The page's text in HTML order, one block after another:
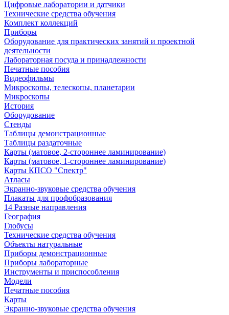
Цифровые лаборатории и датчики
Технические средства обучения
Комплект коллекций
Приборы
Оборудование для практических занятий и проектной
деятельности
Лабораторная посуда и принадлежности
Печатные пособия
Видеофильмы
Микроскопы, телескопы, планетарии
Микроскопы
История
Оборудование
Стенды
Таблицы демонстрационные
Таблицы раздаточные
Карты (матовое, 2-стороннее ламинирование)
Карты (матовое, 1-стороннее ламинирование)
Карты КПСО "Спектр"
Атласы
Экранно-звуковые средства обучения
Плакаты для профобразования
14 Разные направления
География
Глобусы
Технические средства обучения
Объекты натуральные
Приборы демонстрационные
Приборы лабораторные
Инструменты и приспособления
Модели
Печатные пособия
Карты
Экранно-звуковые средства обучения